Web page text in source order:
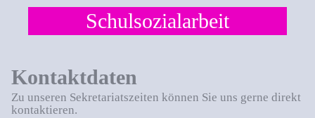
Schulsozialarbeit
Kontaktdaten
Zu unseren Sekretariatszeiten können Sie uns gerne direkt
kontaktieren.